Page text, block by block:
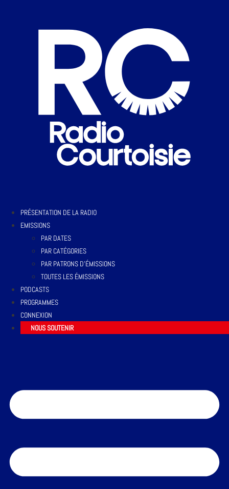
PRÉSENTATION DE LA RADIO
EMISSIONS
PAR DATES
PAR CATÉGORIES
PAR PATRONS D’ÉMISSIONS
TOUTES LES ÉMISSIONS
PODCASTS
PROGRAMMES
CONNEXION
NOUS SOUTENIR